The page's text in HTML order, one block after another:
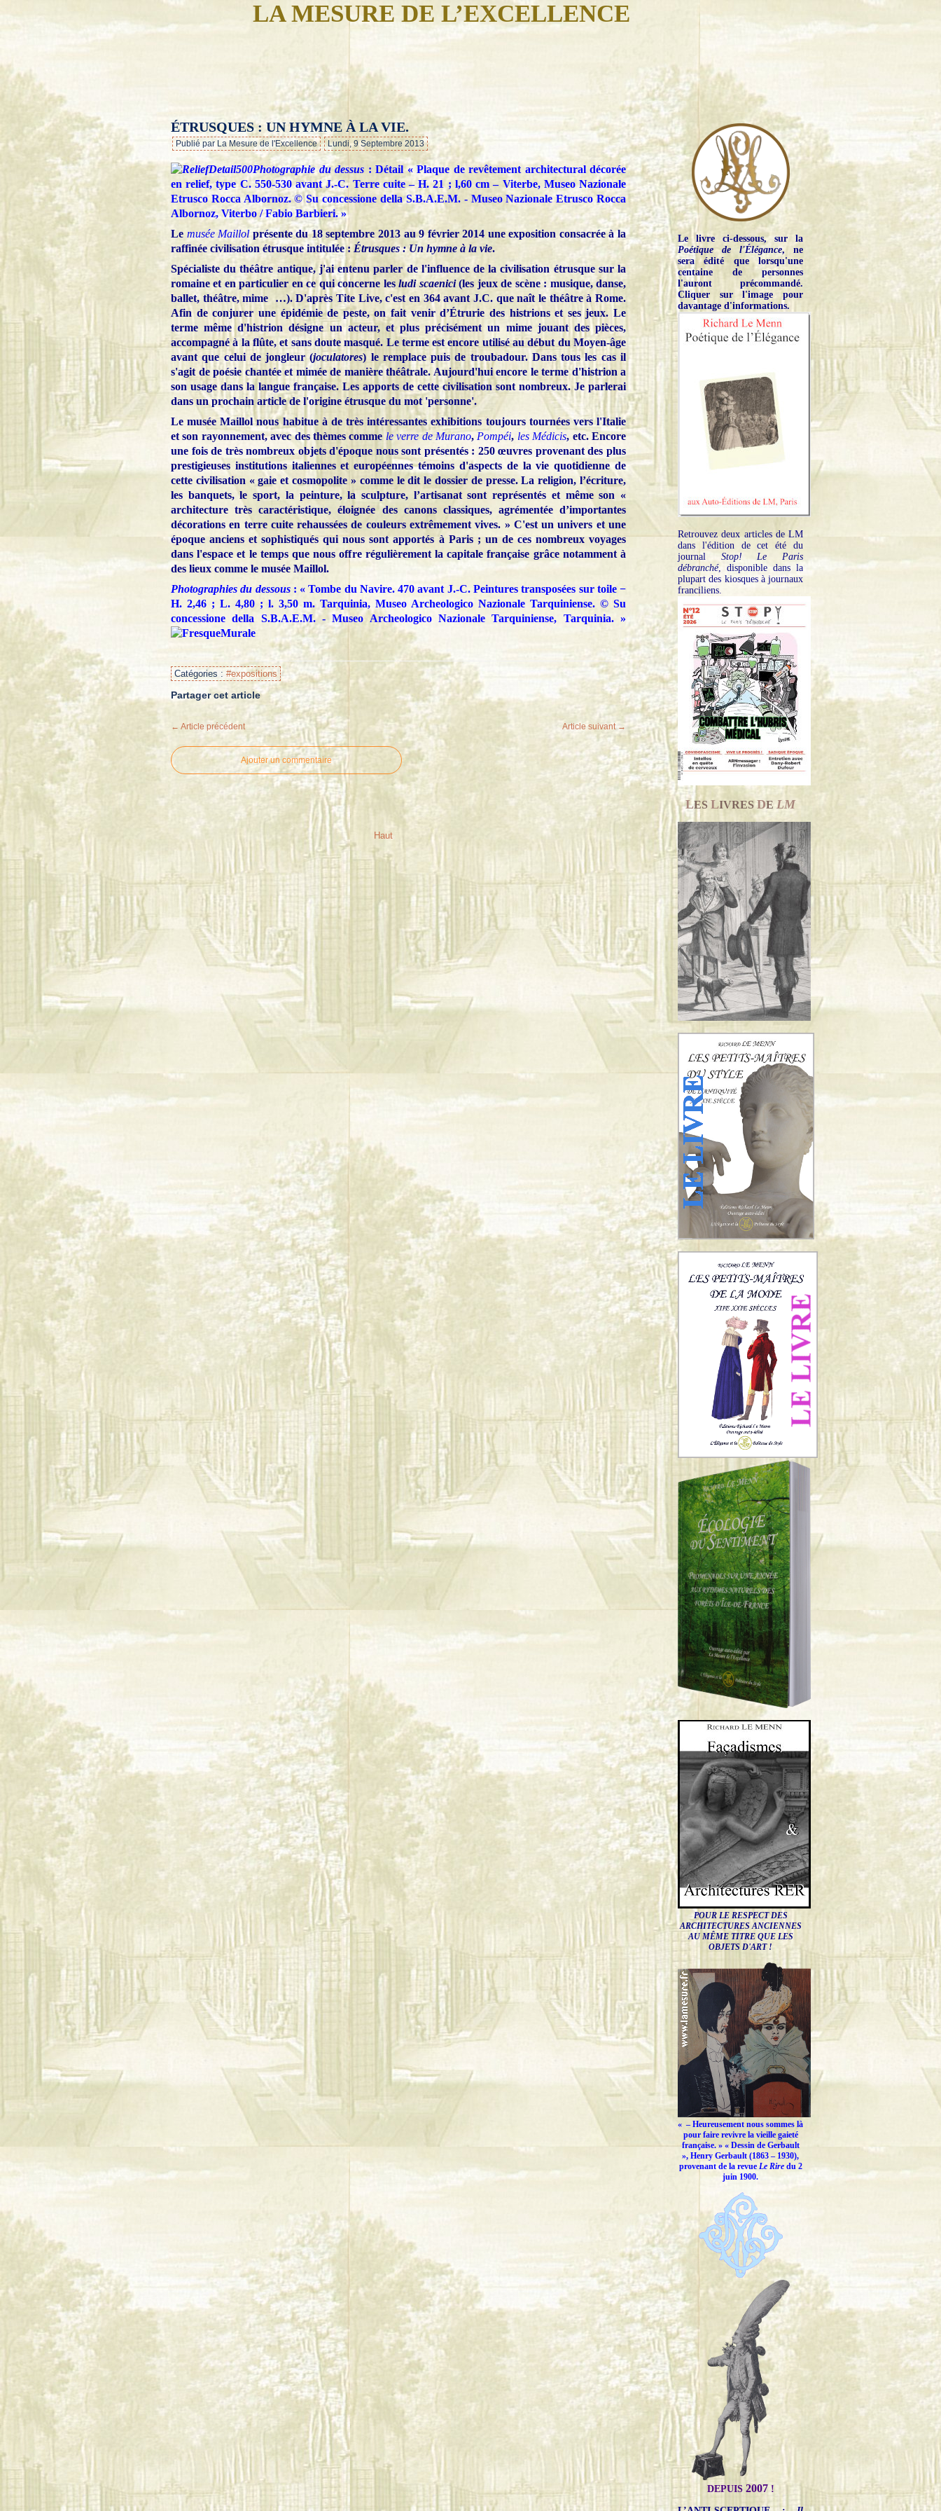
LA MESURE DE L’EXCELLENCE
…
ÉTRUSQUES : UN HYMNE À LA VIE.
Publié par La Mesure de l'Excellence Lundi, 9 Septembre 2013
Photographie du dessus : Détail « Plaque de revêtement architectural décorée
en relief, type C. 550-530 avant J.-C. Terre cuite – H. 21 ; l,60 cm – Viterbe, Museo Nazionale
Etrusco Rocca Albornoz. © Su concessione della S.B.A.E.M. - Museo Nazionale Etrusco Rocca
Albornoz, Viterbo / Fabio Barbieri. »
Le musée Maillol présente du 18 septembre 2013 au 9 février 2014 une exposition consacrée à la
raffinée civilisation étrusque intitulée : Étrusques : Un hymne à la vie.
Spécialiste du théâtre antique, j'ai entenu parler de l'influence de la civilisation étrusque sur la
romaine et en particulier en ce qui concerne lesludi scaenici(les jeux de scène : musique, danse,
ballet, théâtre, mime …). D'après Tite Live, c'est en 364 avant J.C. que naît le théâtre à Rome.
Afin de conjurer une épidémie de peste, on fait venir d’Étrurie des histrions et ses jeux. Le
terme même d'histrion désigne un acteur, et plus précisément un mime jouant des pièces,
accompagné à la flûte, et sans doute masqué. Le terme est encore utilisé au début du Moyen-âge
avant que celui de jongleur (joculatores) le remplace puis de troubadour. Dans tous les cas il
s'agit de poésie chantée et mimée de manière théâtrale. Aujourd'hui encore le terme d'histrion a
son usage dans la langue française. Les apports de cette civilisation sont nombreux. Je parlerai
dans un prochain article de l'origine étrusque du mot 'personne'.
Le musée Maillol nous habitue à de très intéressantes exhibitions toujours tournées vers l'Italie
et son rayonnement, avec des thèmes comme le verre de Murano, Pompéi, les Médicis, etc. Encore
une fois de très nombreux objets d'époque nous sont présentés : 250 œuvres provenant des plus
prestigieuses institutions italiennes et européennes témoins d'aspects de la vie quotidienne de
cette civilisation « gaie et cosmopolite » comme le dit le dossier de presse. La religion, l’écriture,
les banquets, le sport, la peinture, la sculpture, l’artisanat sont représentés et même son «
architecture très caractéristique, éloignée des canons classiques, agrémentée d’importantes
décorations en terre cuite rehaussées de couleurs extrêmement vives. » C'est un univers et une
époque anciens et sophistiqués qui nous sont apportés à Paris ; un de ces nombreux voyages
dans l'espace et le temps que nous offre régulièrement la capitale française grâce notamment à
des lieux comme le musée Maillol.
Photographies du dessous: « Tombe du Navire. 470 avant J.-C. Peintures transposées sur toile −
H. 2,46 ; L. 4,80 ; l. 3,50 m. Tarquinia, Museo Archeologico Nazionale Tarquiniense. © Su
concessione della S.B.A.E.M. - Museo Archeologico Nazionale Tarquiniense, Tarquinia. »
Catégories : #expositions
Partager cet article
← Article précédent Article suivant →
Ajouter un commentaire
Haut
Le livre ci-dessous, sur la
Poétique de l'Élégance, ne
sera édité que lorsqu'une
centaine de personnes
l'auront précommandé.
Cliquer sur l'image pour
davantage d'informations.
Retrouvez deux articles de LM
dans l'édition de cet été du
journal Stop! Le Paris
débranché, disponible dans la
plupart des kiosques à journaux
franciliens.
LES LIVRESDE LM
POUR LE RESPECT DES
ARCHITECTURES ANCIENNES
AU MÊME TITRE QUE LES
OBJETS D'ART !
« – Heureusement nous sommes là
pour faire revivre la vieille gaieté
française.» « Dessin de Gerbault
», Henry Gerbault (1863 – 1930),
provenant de la revue Le Riredu 2
juin 1900.
DEPUIS 2007!